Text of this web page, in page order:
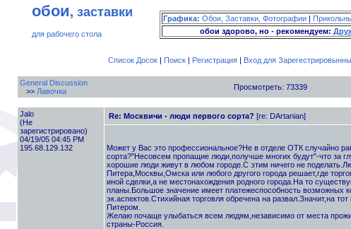
обои, заставки
для рабочего стола
Графика: Обои, Заставки, Фотографии |
обои здорово, но - рекомендуем:
Список Досок| Поиск| Регистрация| Вход для
General Discussion
>> Лавочка Просмотреть: 73339
Jalo
(Не
зарегистрировано)
04/19/05 04:45 PM
195.68.129.132
Re: Москвичи - люди первого сорта? [re: DArtanian]
Может у Вас это профессиональное?Не в отделе ОТК случайно
сорта?"Несовсем пропащие люди,получше многих будут"-что за
хорошие люди живут в любом городе.С этим ничего не
Питера,Москвы,Омска или любого другого города решает,где
иной сделки,а не местонахождения родного города.На то
планы.Большое значение имеет платежеспособность возможных
эк.аспектов.Стихийная торговля обречена на развал.Значит,на
Питером.
Желаю почаще улыбаться всем людям,независимо от места
страны-Россия.